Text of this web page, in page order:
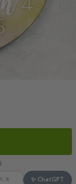
✨ ChatGPT